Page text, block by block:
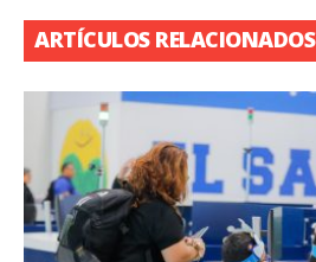
ARTÍCULOS RELACIONADOS